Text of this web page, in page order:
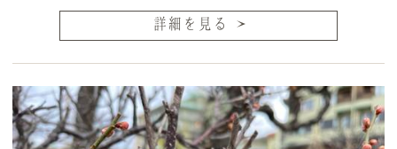
詳細を見る